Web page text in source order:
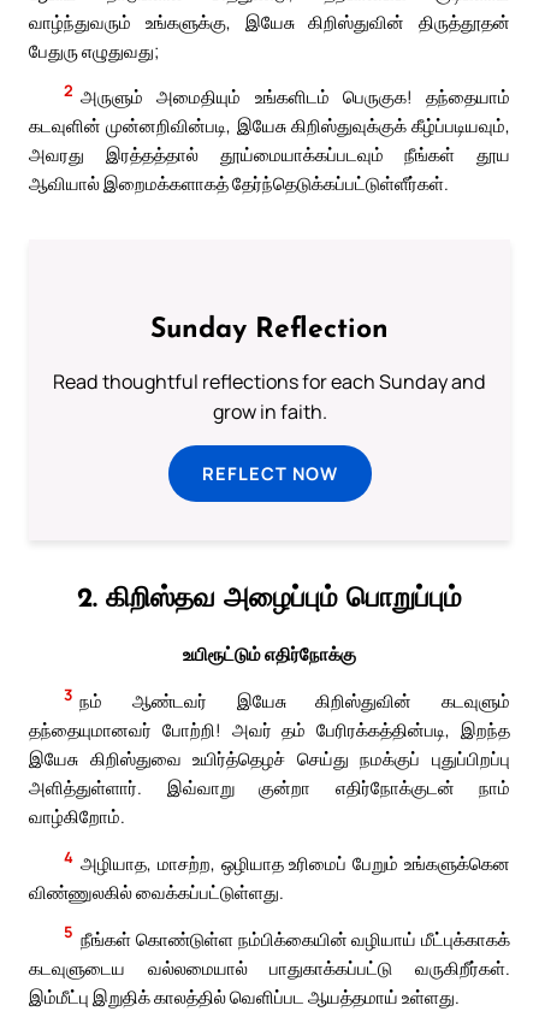
வாழ்ந்துவரும் உங்களுக்கு, இயேசு கிறிஸ்துவின் திருத்தூதன்
பேதுரு எழுதுவது;
2 அருளும் அமைதியும் உங்களிடம் பெருகுக! தந்தையாம்
கடவுளின் முன்னறிவின்படி, இயேசு கிறிஸ்துவுக்குக் கீழ்ப்படியவும்,
அவரது இரத்தத்தால் தூய்மையாக்கப்படவும் நீங்கள் தூய
ஆவியால் இறைமக்களாகத் தேர்ந்தெடுக்கப்பட்டுள்ளீர்கள்.
Sunday Reflection
Read thoughtful reflections for each Sunday and
grow in faith.
REFLECT NOW
2. கிறிஸ்தவ அழைப்பும் பொறுப்பும்
உயிரூட்டும் எதிர்நோக்கு
3 நம் ஆண்டவர் இயேசு கிறிஸ்துவின் கடவுளும்
தந்தையுமானவர் போற்றி! அவர் தம் பேரிரக்கத்தின்படி, இறந்த
இயேசு கிறிஸ்துவை உயிர்த்தெழச் செய்து நமக்குப் புதுப்பிறப்பு
அளித்துள்ளார். இவ்வாறு குன்றா எதிர்நோக்குடன் நாம்
வாழ்கிறோம்.
4 அழியாத, மாசற்ற, ஒழியாத உரிமைப் பேறும் உங்களுக்கென
விண்ணுலகில் வைக்கப்பட்டுள்ளது.
5 நீங்கள் கொண்டுள்ள நம்பிக்கையின் வழியாய் மீட்புக்காகக்
கடவுளுடைய வல்லமையால் பாதுகாக்கப்பட்டு வருகிறீர்கள்.
இம்மீட்பு இறுதிக் காலத்தில் வெளிப்பட ஆயத்தமாய் உள்ளது.